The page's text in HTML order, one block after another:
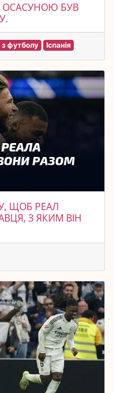
ОСАСУНОЮ БУВ
з футболу Іспанія
ЩОБ РЕАЛ
З ЯКИМ ВІН